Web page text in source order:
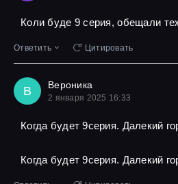
Коли буде 9 серия, обещали
Ответить Цитировать
В Вероника
2 января 2025 16:33
Когда будет 9серия. Далекий
Когда будет 9серия. Далекий